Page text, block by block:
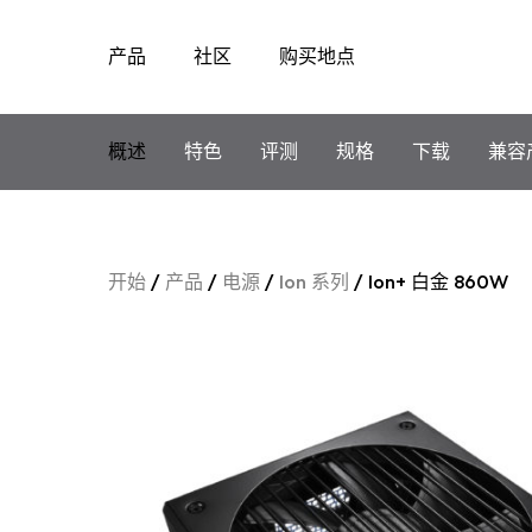
产品 社区 购买地点
概述
特色 评测 规格 下载 兼容
开始/ 产品 / 电源/ Ion 系列 / Ion+ 白金 860W